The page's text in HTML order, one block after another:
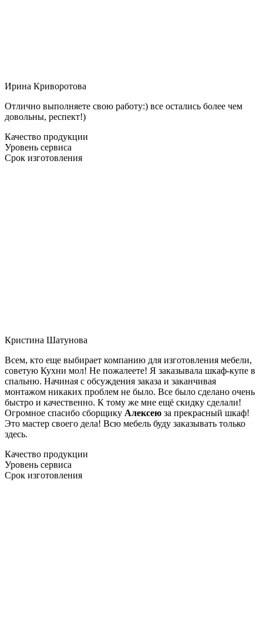
Ирина Криворотова
Отлично выполняете свою работу:) все остались более чем
довольны, респект!)
Качество продукции
Уровень сервиса
Срок изготовления
Кристина Шатунова
Всем, кто еще выбирает компанию для изготовления мебели,
советую Кухни мол! Не пожалеете! Я заказывала шкаф-купе в
спальню. Начиная с обсуждения заказа и заканчивая
монтажом никаких проблем не было. Все было сделано очень
быстро и качественно. К тому же мне ещё скидку сделали!
Огромное спасибо сборщику Алексею за прекрасный шкаф!
Это мастер своего дела! Всю мебель буду заказывать только
здесь.
Качество продукции
Уровень сервиса
Срок изготовления